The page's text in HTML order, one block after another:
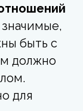
быть с
должно
для